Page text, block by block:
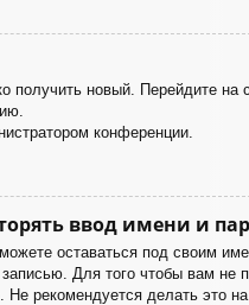
получить новый. Перейдите
конференции.
ввод имени и
оставаться под своим
Для того чтобы вам
рекомендуется делать это